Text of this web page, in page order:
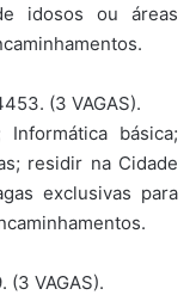
idosos ou áreas
(3 VAGAS).
básica;
residir na Cidade
exclusivas para
(3 VAGAS).